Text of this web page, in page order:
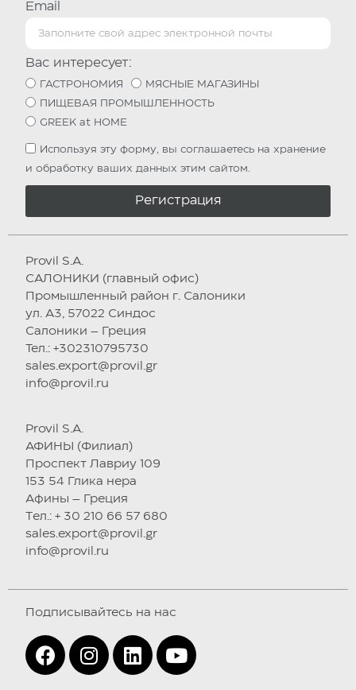
Email
Вас интересует:
ГАСТРОНОМИЯ
МЯСНЫЕ МАГАЗИНЫ
ПИЩЕВАЯ ПРОМЫШЛЕННОСТЬ
GREEK at HOME
Используя эту форму, вы соглашаетесь на хранение
и обработку ваших данных этим сайтом.
Регистрация
Provil S.A.
САЛОНИКИ (главный офис)
Промышленный район г. Салоники
ул. А3, 57022 Синдос
Салоники – Греция
Тел.: +302310795730
sales.export@provil.gr
info@provil.ru
Provil S.A.
АФИНЫ (Филиал)
Проспект Лавриу 109
153 54 Глика нера
Афины – Греция
Tел.: + 30 210 66 57 680
sales.export@provil.gr
info@provil.ru
Подписывайтесь на нас